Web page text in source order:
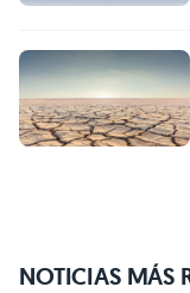
NOTICIAS MÁS